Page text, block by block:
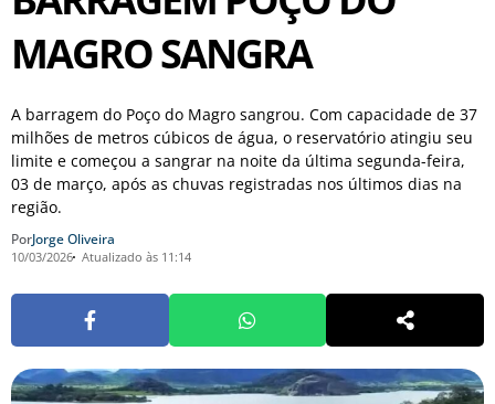
MAGRO SANGRA
A barragem do Poço do Magro sangrou. Com capacidade de 37
milhões de metros cúbicos de água, o reservatório atingiu seu
limite e começou a sangrar na noite da última segunda-feira,
03 de março, após as chuvas registradas nos últimos dias na
região.
PorJorge Oliveira
10/03/2026 Atualizado às 11:14